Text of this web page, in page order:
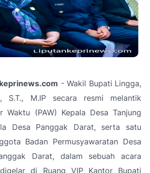
- Wakil Bupati Lingga,
S.T., M.IP secara resmi melantik
Waktu (PAW) Kepala Desa Tanjung
Desa Panggak Darat, serta satu
Badan Permusyawaratan Desa
Darat, dalam sebuah acara
di Ruang VIP Kantor Bupati